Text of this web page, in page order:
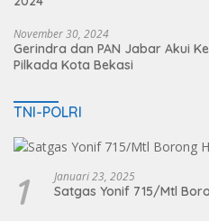
November 30, 2024
Gerindra dan PAN Jabar Akui
Pilkada Kota Bekasi
TNI-POLRI
1 Januari 23, 2025
Satgas Yonif 715/Mtl